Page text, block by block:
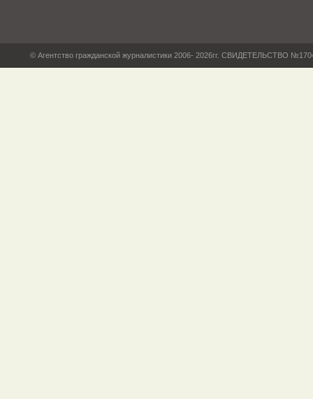
© Агентство гражданской журналистики 2006- 2026гг. СВИДЕТЕЛЬСТВО